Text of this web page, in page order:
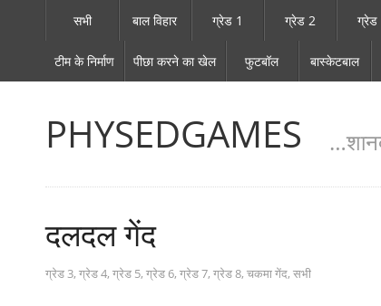
सभी बाल विहार ग्रेड 1 ग्रेड 2 ग्रेड
टीम के निर्माण पीछा करने का खेल फुटबॉल बास्केटबाल
PHYSEDGAMES
दलदल गेंद
ग्रेड 3, ग्रेड 4, ग्रेड 5, ग्रेड 6, ग्रेड 7, ग्रेड 8, चकमा गेंद, सभी